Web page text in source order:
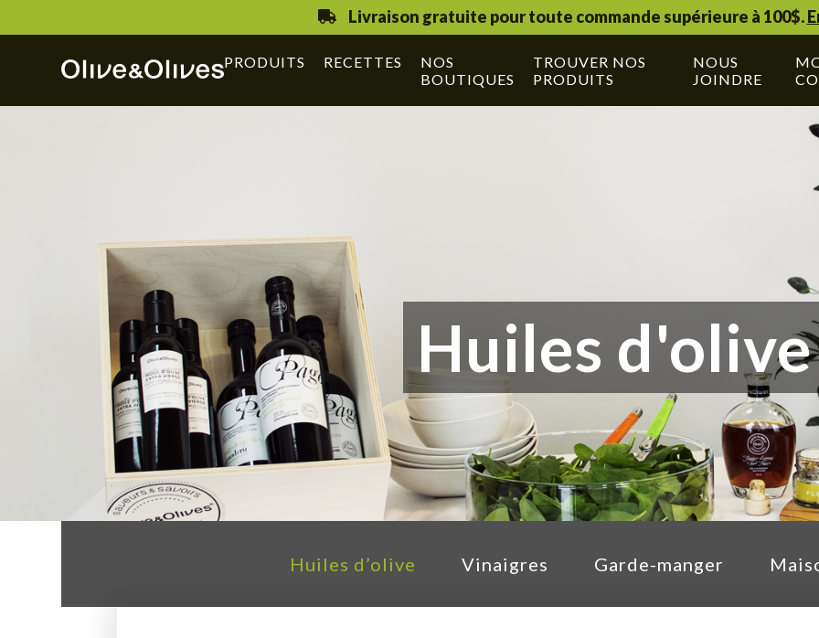
Livraison gratuite pour toute commande supérieure à 100$.
PRODUITS RECETTES
NOS
BOUTIQUES
TROUVER NOS
PRODUITS
NOUS
JOINDRE
Huiles d'olive
Huiles d’olive Vinaigres Garde-manger